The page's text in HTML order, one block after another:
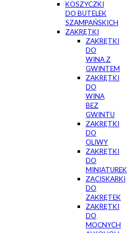
KOSZYCZKI
DO BUTELEK
SZAMPAŃSKICH
ZAKRĘTKI
ZAKRĘTKI
DO
WINA Z
GWINTEM
ZAKRĘTKI
DO
WINA
BEZ
GWINTU
ZAKRĘTKI
DO
OLIWY
ZAKRĘTKI
DO
MINIATUREK
ZACISKARKI
DO
ZAKRĘTEK
ZAKRĘTKI
DO
MOCNYCH